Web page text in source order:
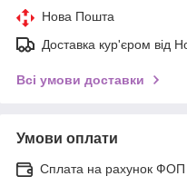
Нова Пошта
Доставка кур'єром від
Всі умови доставки
Умови оплати
Сплата на рахунок ФОП